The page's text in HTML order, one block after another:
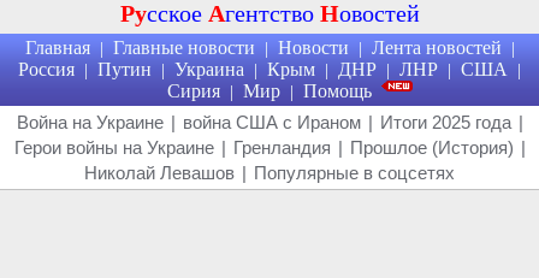
Русское Агентство Новостей
Главная | Главные новости | Новости | Лента новостей |
Россия | Путин | Украина | Крым | ДНР | ЛНР | США |
Сирия | Мир | Помощь
Война на Украине | война США с Ираном | Итоги 2025 года |
Герои войны на Украине | Гренландия | Прошлое (История) |
Николай Левашов | Популярные в соцсетях